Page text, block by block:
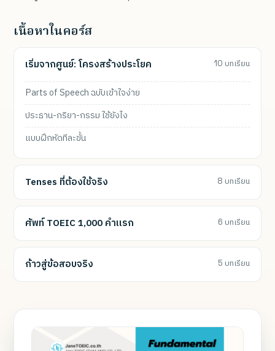
เนื้อหาในคอร์ส
เริ่มจากศูนย์: โครงสร้างประโยค 10 บทเรียน
Parts of Speech ฉบับเข้าใจง่าย
ประธาน-กริยา-กรรม ใช้ยังไง
แบบฝึกหัดทีละขั้น
Tenses ที่ต้องใช้จริง 8 บทเรียน
ศัพท์ TOEIC 1,000 คำแรก 6 บทเรียน
ก้าวสู่ข้อสอบจริง 5 บทเรียน